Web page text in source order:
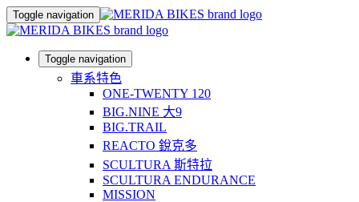
Toggle navigation
Toggle navigation
車系特色
ONE-TWENTY 120
BIG.NINE 大9
BIG.TRAIL
REACTO 銳克多
SCULTURA 斯特拉
SCULTURA ENDURANCE
MISSION